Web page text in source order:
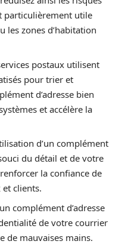
particulièrement utile
les zones d’habitation
postaux utilisent
pour trier et
d’adresse bien
et accélère la
d’un complément
du détail et de votre
la confiance de
clients.
complément d’adresse
de votre courrier
de mauvaises mains.